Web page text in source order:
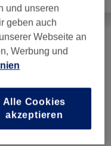
ab 8 €
und unseren
geben auch
Webseite an
Werbung und
Alle Cookies
akzeptieren